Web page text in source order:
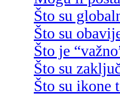
Što su
Što su
Što je
Što su
Što su ikone